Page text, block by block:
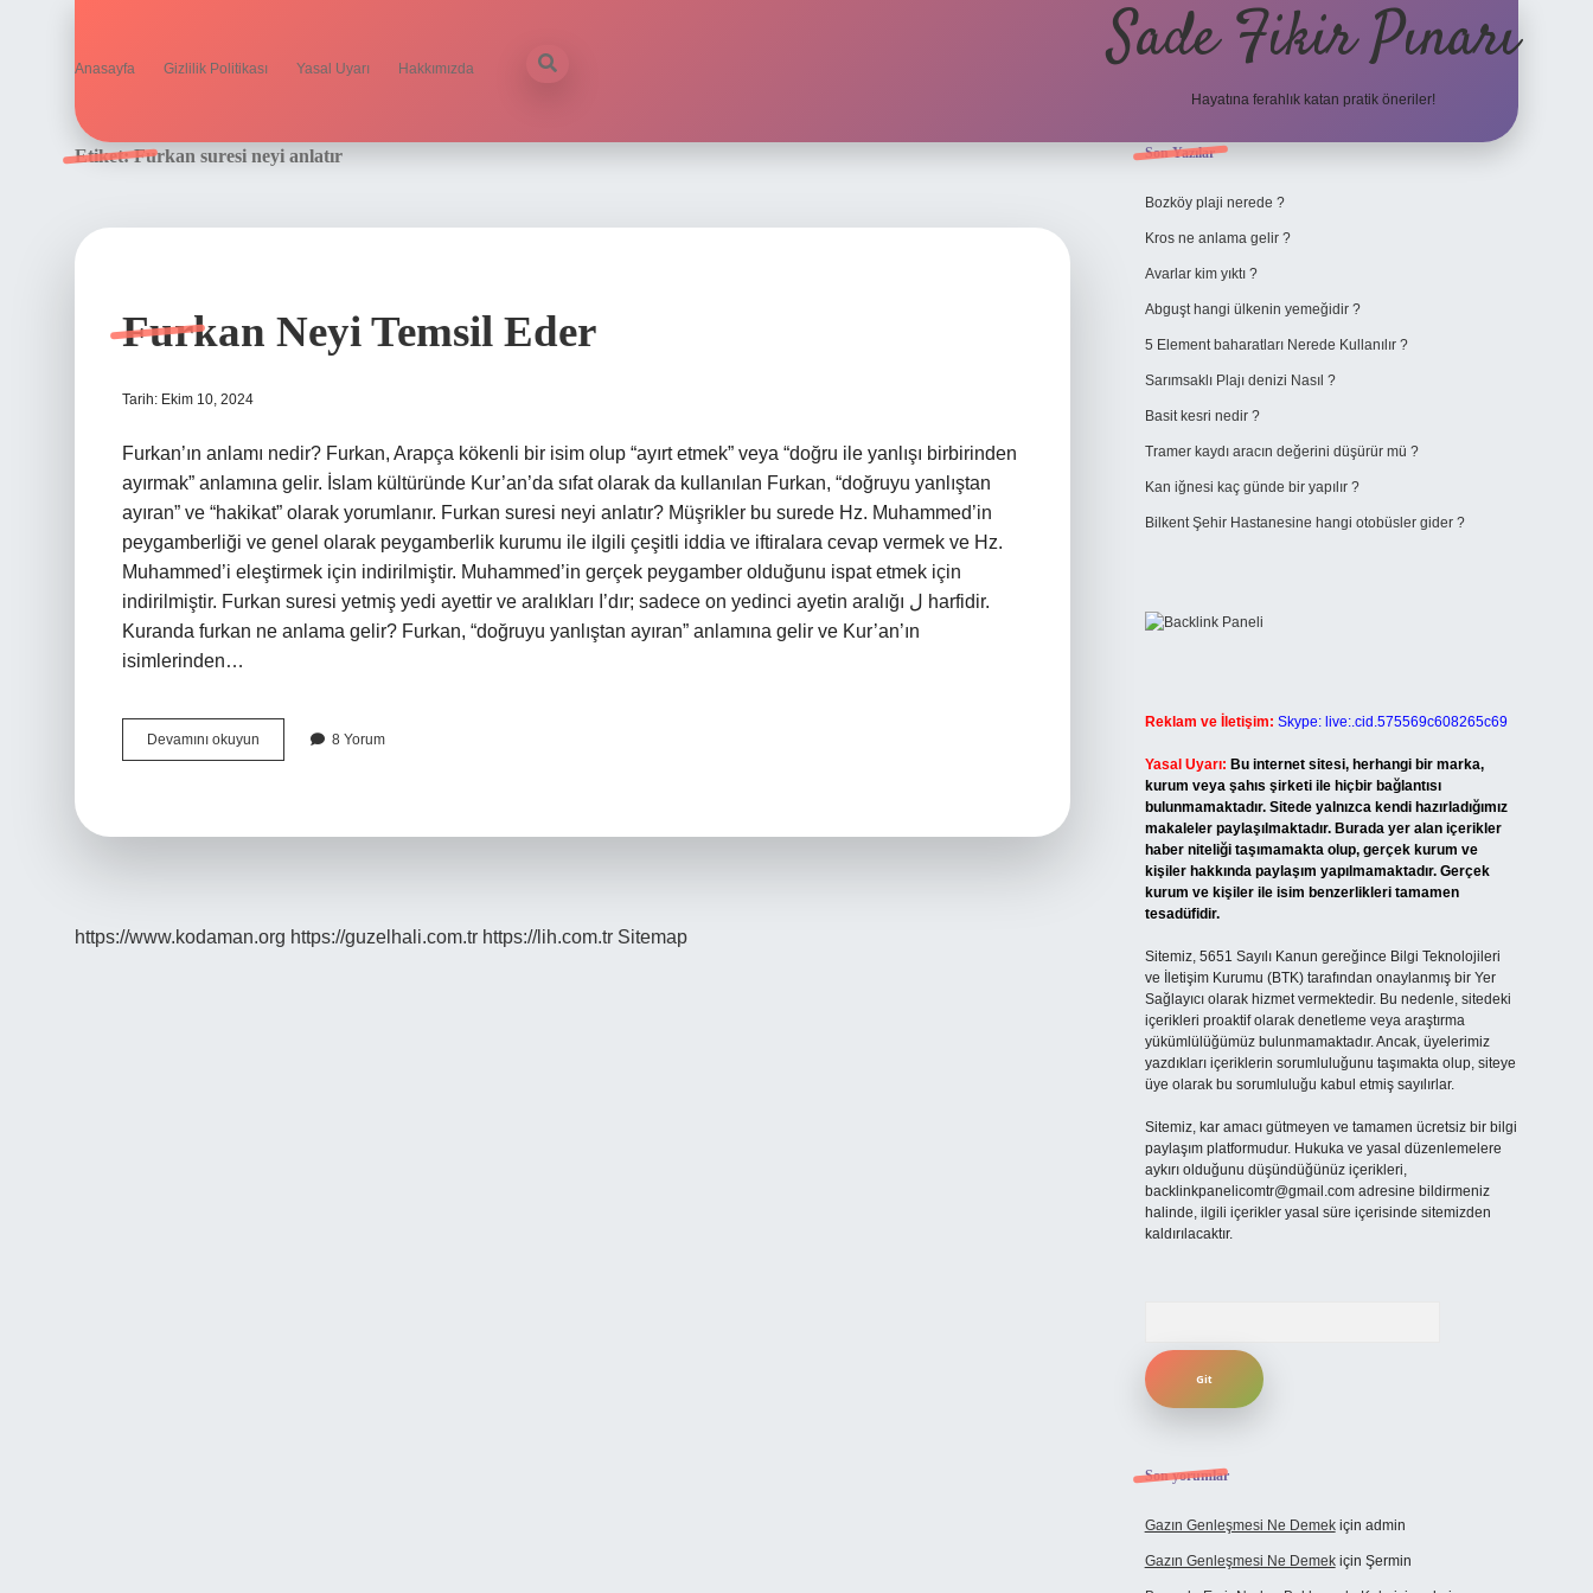
Anasayfa Gizlilik Politikası Yasal Uyarı Hakkımızda Sade Fikir Pınarı
Hayatına ferahlık katan pratik öneriler!
Etiket:Furkan suresi neyi anlatır
Furkan Neyi Temsil Eder
Tarih: Ekim 10, 2024
Furkan’ın anlamı nedir? Furkan, Arapça kökenli bir isim olup “ayırt etmek” veya “doğru ile yanlışı birbirinden
ayırmak” anlamına gelir. İslam kültüründe Kur’an’da sıfat olarak da kullanılan Furkan, “doğruyu yanlıştan
ayıran” ve “hakikat” olarak yorumlanır. Furkan suresi neyi anlatır? Müşrikler bu surede Hz. Muhammed’in
peygamberliği ve genel olarak peygamberlik kurumu ile ilgili çeşitli iddia ve iftiralara cevap vermek ve Hz.
Muhammed’i eleştirmek için indirilmiştir. Muhammed’in gerçek peygamber olduğunu ispat etmek için
indirilmiştir. Furkan suresi yetmiş yedi ayettir ve aralıkları ا’dır; sadece on yedinci ayetin aralığı ل harfidir.
Kuranda furkan ne anlama gelir? Furkan, “doğruyu yanlıştan ayıran” anlamına gelir ve Kur’an’ın
isimlerinden…
Devamını okuyun
Neyi
8 Yorum
https://www.kodaman.org https://guzelhali.com.tr https://lih.com.tr Sitemap
Sidebar
Son Yazılar
Bozköy plaji nerede ?
Kros ne anlama gelir ?
Avarlar kim yıktı ?
Abguşt hangi ülkenin yemeğidir ?
5 Element baharatları Nerede Kullanılır ?
Sarımsaklı Plajı denizi Nasıl ?
Basit kesri nedir ?
Tramer kaydı aracın değerini düşürür mü ?
Kan iğnesi kaç günde bir yapılır ?
Bilkent Şehir Hastanesine hangi otobüsler gider ?
Reklam ve İletişim: Skype: live:.cid.575569c608265c69
Yasal Uyarı: Bu internet sitesi, herhangi bir marka,
kurum veya şahıs şirketi ile hiçbir bağlantısı
bulunmamaktadır. Sitede yalnızca kendi hazırladığımız
makaleler paylaşılmaktadır. Burada yer alan içerikler
haber niteliği taşımamakta olup, gerçek kurum ve
kişiler hakkında paylaşım yapılmamaktadır. Gerçek
kurum ve kişiler ile isim benzerlikleri tamamen
tesadüfidir.
Sitemiz, 5651 Sayılı Kanun gereğince Bilgi Teknolojileri
ve İletişim Kurumu (BTK) tarafından onaylanmış bir Yer
Sağlayıcı olarak hizmet vermektedir. Bu nedenle, sitedeki
içerikleri proaktif olarak denetleme veya araştırma
yükümlülüğümüz bulunmamaktadır. Ancak, üyelerimiz
yazdıkları içeriklerin sorumluluğunu taşımakta olup, siteye
üye olarak bu sorumluluğu kabul etmiş sayılırlar.
Sitemiz, kar amacı gütmeyen ve tamamen ücretsiz bir bilgi
paylaşım platformudur. Hukuka ve yasal düzenlemelere
aykırı olduğunu düşündüğünüz içerikleri,
backlinkpanelicomtr@gmail.comadresine bildirmeniz
halinde, ilgili içerikler yasal süre içerisinde sitemizden
kaldırılacaktır.
Son yorumlar
Gazın Genleşmesi Ne Demekiçin admin
Gazın Genleşmesi Ne Demekiçin Şermin